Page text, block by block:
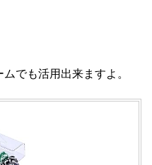
でも活用出来ますよ。